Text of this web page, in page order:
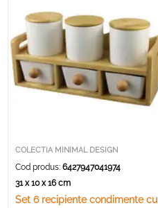
COLECTIA MINIMAL DESIGN
Cod produs:6427947041974
31 x 10 x 16 cm
Set 6 recipiente condimente cu